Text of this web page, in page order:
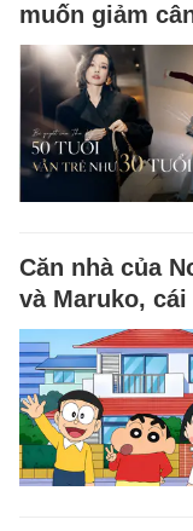
muốn giảm
Căn nhà của
và Maruko,